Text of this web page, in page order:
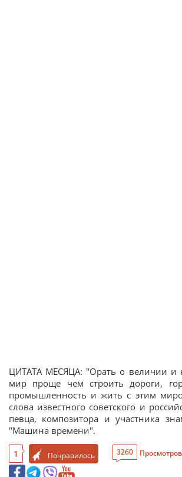
ЦИТАТА МЕСЯЦА: "Орать о величии и
мир проще чем строить дороги,
промышленность и жить с этим
слова известного советского и
певца, композитора и участника
"Машина времени".
1 Понравилось 3260 Просмотров